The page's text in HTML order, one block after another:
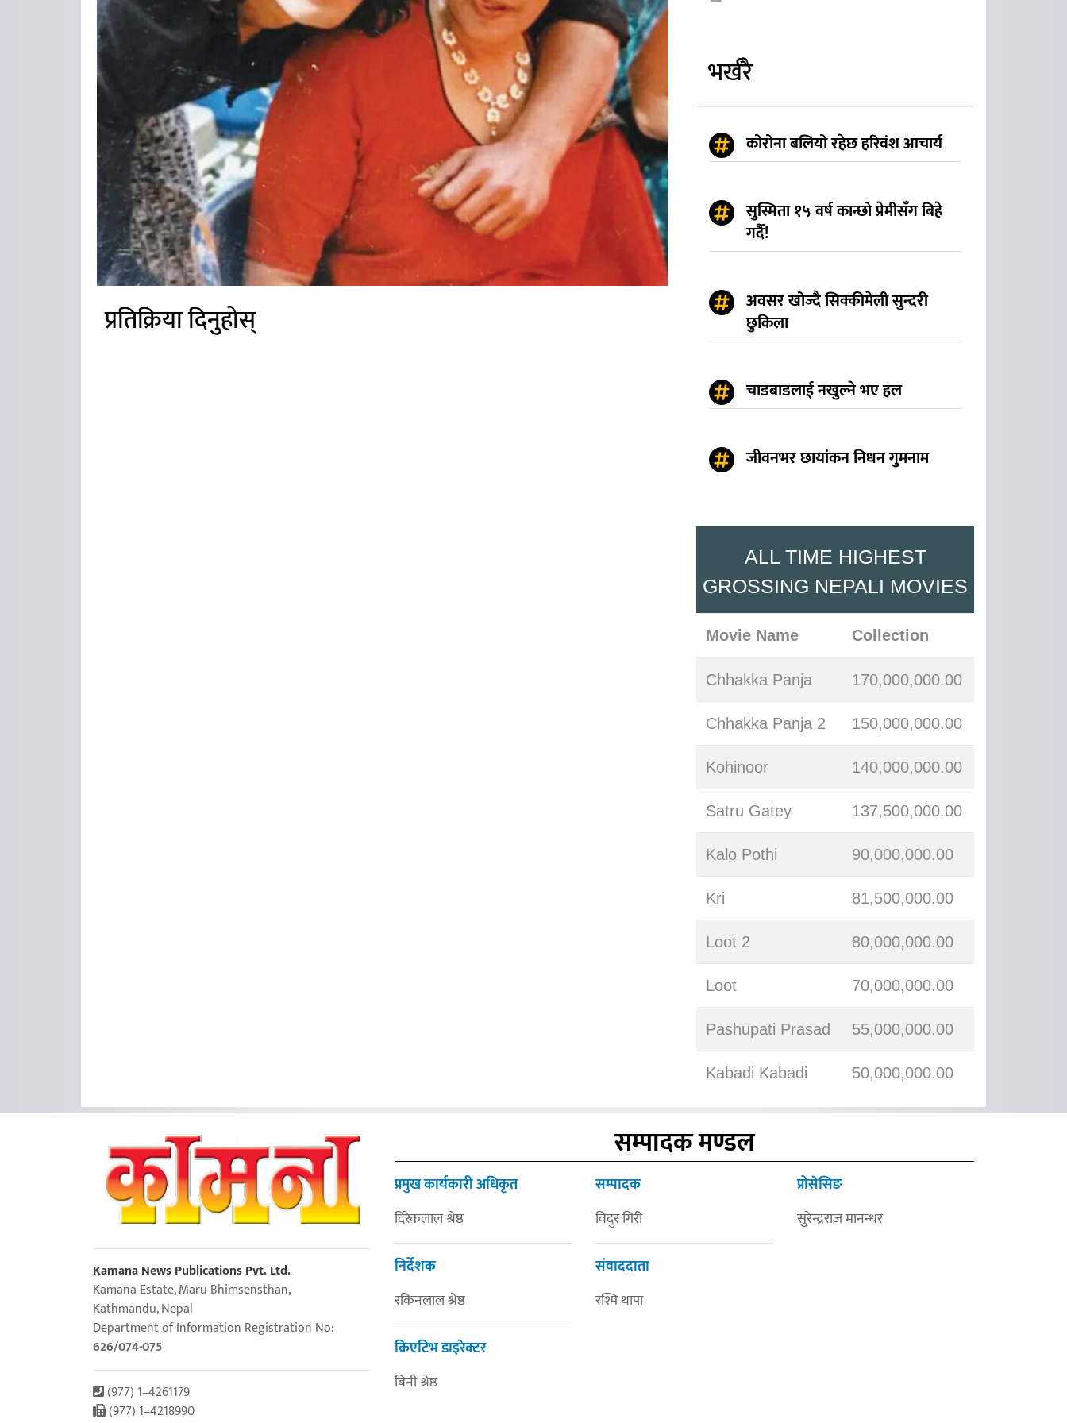
प्रतिक्रिया दिनुहोस्
भर्खरै
कोरोना बलियो रहेछ हरिवंश आचार्य
सुस्मिता १५ वर्ष कान्छो प्रेमीसँग बिहे
गर्दै!
अवसर खोज्दै सिक्कीमेली सुन्दरी
छुकिला
चाडबाडलाई नखुल्ने भए हल
जीवनभर छायांकन निधन गुमनाम
ALL TIME HIGHEST
GROSSING NEPALI MOVIES
Movie Name Collection
Chhakka Panja 170,000,000.00
Chhakka Panja 2 150,000,000.00
Kohinoor 140,000,000.00
Satru Gatey 137,500,000.00
Kalo Pothi 90,000,000.00
Kri 81,500,000.00
Loot 2 80,000,000.00
Loot 70,000,000.00
Pashupati Prasad 55,000,000.00
Kabadi Kabadi 50,000,000.00
Kamana News Publications Pvt. Ltd.
Kamana Estate, Maru Bhimsensthan,
Kathmandu, Nepal
Department of Information Registration No:
626/074-075
(977) 1–4261179
(977) 1–4218990
सम्पादक मण्डल
प्रमुख कार्यकारी अधिकृत
दिरेकलाल श्रेष्ठ
निर्देशक
रकिनलाल श्रेष्ठ
क्रिएटिभ डाइरेक्टर
बिनी श्रेष्ठ
सम्पादक
विदुर गिरी
संवाददाता
रश्मि थापा
प्रोसेसिङ
सुरेन्द्रराज मानन्धर